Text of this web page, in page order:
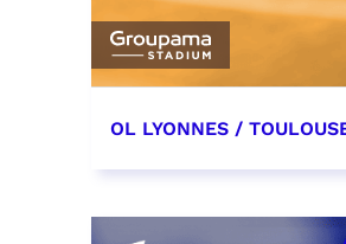
OL LYONNES /
date et heure à confirmer